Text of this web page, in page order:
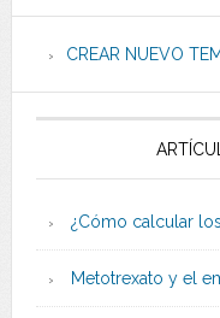
CREAR NUEVO
¿Cómo calcular
Metotrexato y el